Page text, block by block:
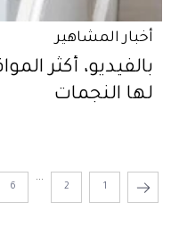
أخبار المشاهير
بالفيديو، أكثر
لها النجمات
1
2
...
6